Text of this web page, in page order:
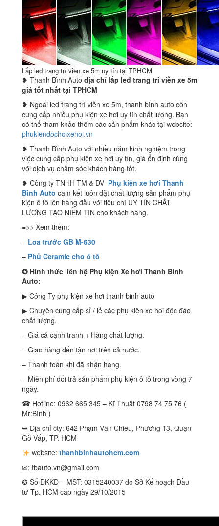
Lắp led trang trí viền xe 5m uy tín tại TPHCM
❥ Thanh Bình Auto địa chỉ lắp led trang trí viền xe 5m
giá tốt nhất tại TPHCM
❥ Ngoài led trang trí viền xe 5m, thanh bình auto còn
cung cấp nhiều phụ kiện xe hơi uy tín chất lượng. Bạn
có thể tham khảo thêm các sản phẩm khác tại website:
phukiendochoixehoi.vn
❥ Thanh Bình Auto với nhiều năm kinh nghiệm trong
việc cung cấp phụ kiện xe hơi uy tín, giá ổn định cùng
với dịch vụ chăm sóc khách hàng tốt.
❥ Công ty TNHH TM & DV Phụ kiện xe hơi Thanh
Bình Auto cam kết luôn đặt chất lượng sản phẩm phụ
kiện ô tô lên hàng đầu với tiêu chí UY TÍN CHẤT
LƯỢNG TẠO NIỀM TIN cho khách hàng.
=>> Xem thêm:
– Loa trước GB M-630
– Phủ Ceramic cho ô tô
✪ Hình thức liên hệ Phụ kiện Xe hơi Thanh Bình
Auto:
▶ Công Ty phụ kiện xe hơi thanh binh auto
▶ Chuyên cung cấp sỉ / lẻ các phụ kiện xe hơi độc đáo
chất lượng.
– Giá cả cạnh tranh + Hàng chất lượng.
– Giao hàng đến tận nơi trên cả nước.
– Thanh toán khi đã nhận hàng.
– Miễn phí đổi trả sản phẩm phụ kiện ô tô trong vòng 7
ngày.
☎ Hotline: 0962 665 345 – Kĩ Thuật 0798 74 75 76 (
Mr:Bình )
➥ Địa chỉ cty: 642 Phạm Văn Chiêu, Phường 13, Quận
Gò Vấp, TP. HCM
website: thanhbinhautohcm.com
✉: tbauto.vn@gmail.com
✪ Số ĐKKD – MST: 0315240037 do Sở Kế hoạch Đầu
tư Tp. HCM cấp ngày 29/10/2015